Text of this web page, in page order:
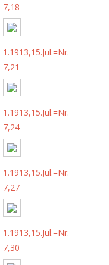
7,18
1.1913,15.Jul.=Nr.
7,21
1.1913,15.Jul.=Nr.
7,24
1.1913,15.Jul.=Nr.
7,27
1.1913,15.Jul.=Nr.
7,30